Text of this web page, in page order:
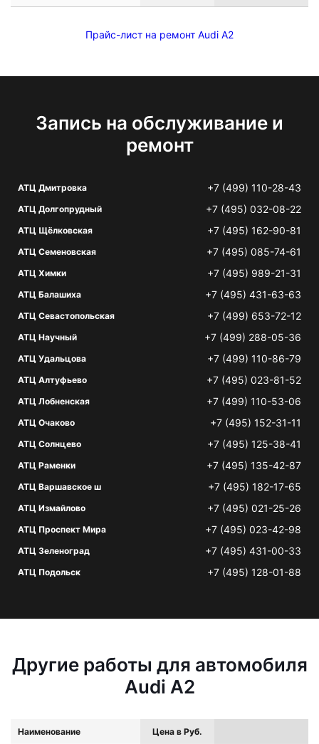
Прайс-лист на ремонт Audi A2
Запись на обслуживание и
ремонт
АТЦ Дмитровка +7 (499) 110-28-43
АТЦ Долгопрудный +7 (495) 032-08-22
АТЦ Щёлковская +7 (495) 162-90-81
АТЦ Семеновская +7 (495) 085-74-61
АТЦ Химки +7 (495) 989-21-31
АТЦ Балашиха +7 (495) 431-63-63
АТЦ Севастопольская +7 (499) 653-72-12
АТЦ Научный +7 (499) 288-05-36
АТЦ Удальцова +7 (499) 110-86-79
АТЦ Алтуфьево +7 (495) 023-81-52
АТЦ Лобненская +7 (499) 110-53-06
АТЦ Очаково +7 (495) 152-31-11
АТЦ Солнцево +7 (495) 125-38-41
АТЦ Раменки +7 (495) 135-42-87
АТЦ Варшавское ш +7 (495) 182-17-65
АТЦ Измайлово +7 (495) 021-25-26
АТЦ Проспект Мира +7 (495) 023-42-98
АТЦ Зеленоград +7 (495) 431-00-33
АТЦ Подольск +7 (495) 128-01-88
Другие работы для автомобиля
Audi A2
Наименование Цена в Руб.